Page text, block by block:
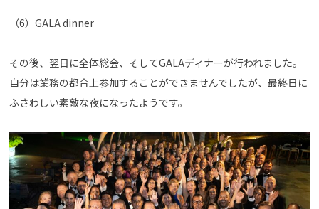
（6）GALA dinner
その後、翌日に全体総会、そしてGALAディナーが行われました。
自分は業務の都合上参加することができませんでしたが、最終日に
ふさわしい素敵な夜になったようです。